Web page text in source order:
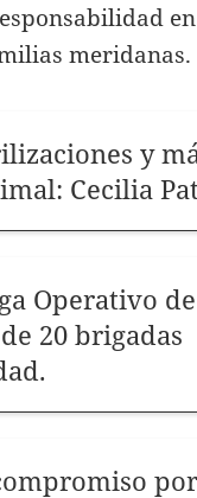
meridanas.
y
Cecilia
Operativo de
20 brigadas
por